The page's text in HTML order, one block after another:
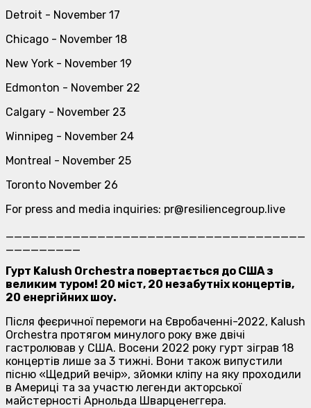
Detroit - November 17
Chicago - November 18
New York - November 19
Edmonton - November 22
Calgary - November 23
Winnipeg - November 24
Montreal - November 25
Toronto November 26
For press and media inquiries: pr@resiliencegroup.live
____________________________________
_________
Гурт Kalush Orchestra повертається до США з
великим туром! 20 міст, 20 незабутніх концертів,
20 енергійних шоу.
Після феєричної перемоги на Євробаченні-2022, Kalush
Orchestra протягом минулого року вже двічі
гастролював у США. Восени 2022 року гурт зіграв 18
концертів лише за 3 тижні. Вони також випустили
пісню «Щедрий вечір», зйомки кліпу на яку проходили
в Америці та за участю легенди акторської
майстерності Арнольда Шварценеггера.